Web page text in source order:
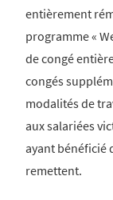
entièrement
programme «
de congé
congés
modalités de
aux salariées
ayant bénéficié
remettent.